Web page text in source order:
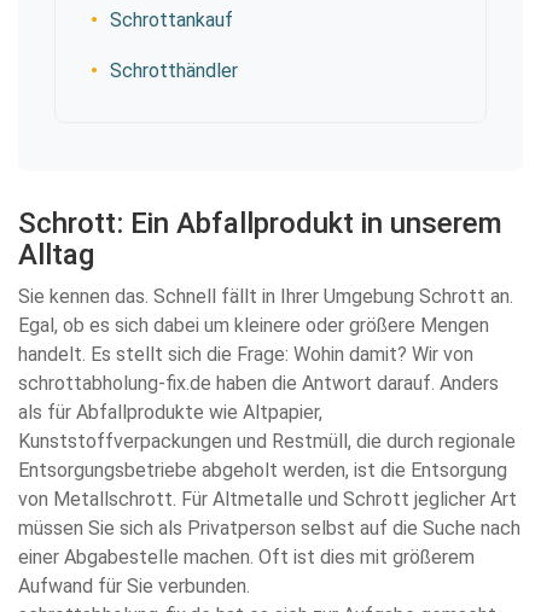
Schrottankauf
Schrotthändler
Schrott: Ein Abfallprodukt in unserem
Alltag
Sie kennen das. Schnell fällt in Ihrer Umgebung Schrott an.
Egal, ob es sich dabei um kleinere oder größere Mengen
handelt. Es stellt sich die Frage: Wohin damit? Wir von
schrottabholung-fix.de haben die Antwort darauf. Anders
als für Abfallprodukte wie Altpapier,
Kunststoffverpackungen und Restmüll, die durch regionale
Entsorgungsbetriebe abgeholt werden, ist die Entsorgung
von Metallschrott. Für Altmetalle und Schrott jeglicher Art
müssen Sie sich als Privatperson selbst auf die Suche nach
einer Abgabestelle machen. Oft ist dies mit größerem
Aufwand für Sie verbunden.